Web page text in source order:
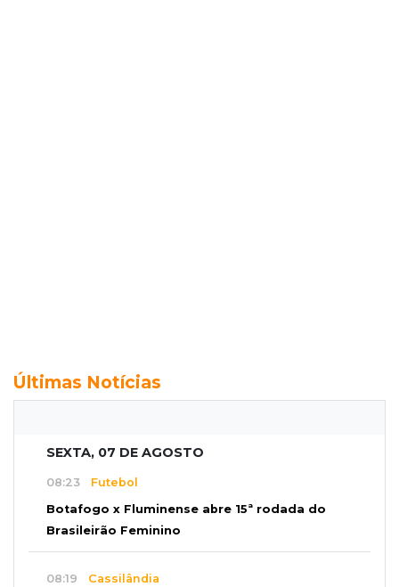
Últimas Notícias
SEXTA, 07 DE AGOSTO
08:23 Futebol
Botafogo x Fluminense abre 15ª rodada do
Brasileirão Feminino
08:19 Cassilândia